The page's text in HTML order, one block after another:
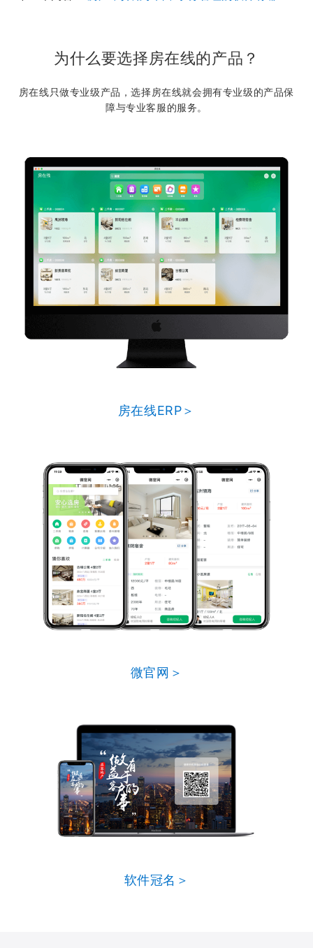
为什么要选择房在线的产品？
房在线只做专业级产品，选择房在线就会拥有专业级的产品保
障与专业客服的服务。
房在线ERP＞
微官网＞
软件冠名＞